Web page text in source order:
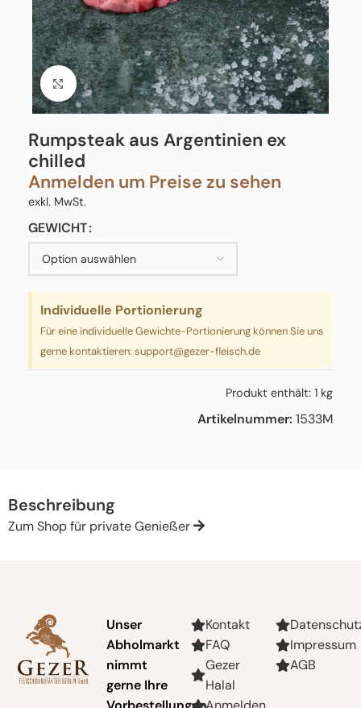
Click to enlarge
Rumpsteak aus Argentinien ex
chilled
Anmelden um Preise zu sehen
exkl. MwSt.
GEWICHT
Individuelle Portionierung
Für eine individuelle Gewichte-Portionierung können Sie uns
gerne kontaktieren: support@gezer-fleisch.de
Produkt enthält: 1 kg
Artikelnummer: 1533M
Beschreibung
Zum Shop für private Genießer
Unser
Abholmarkt
nimmt
gerne Ihre
Kontakt
FAQ
Gezer
Halal
Impressum
AGB